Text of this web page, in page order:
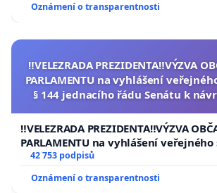
Oznámení o transparentnosti
‼️VELEZRADA PREZIDENTA‼️VÝZVA
PARLAMENTU na vyhlášení
§ 144 jednacího řádu Senátu k
republiky
‼️VELEZRADA PREZIDENTA‼️VÝZVA
PARLAMENTU na vyhlášení
144 jednacího řádu Senátu k návrhu
usnesení k podání ústavní žaloby na
republiky
42 753 podpisů
Oznámení o transparentnosti